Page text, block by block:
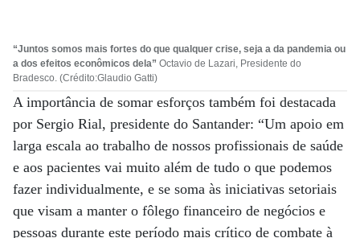
“Juntos somos mais fortes do que qualquer crise, seja a da pandemia ou
a dos efeitos econômicos dela” Octavio de Lazari, Presidente do
Bradesco. (Crédito:Glaudio Gatti)
A importância de somar esforços também foi destacada
por Sergio Rial, presidente do Santander: “Um apoio em
larga escala ao trabalho de nossos profissionais de saúde
e aos pacientes vai muito além de tudo o que podemos
fazer individualmente, e se soma às iniciativas setoriais
que visam a manter o fôlego financeiro de negócios e
pessoas durante este período mais crítico de combate à